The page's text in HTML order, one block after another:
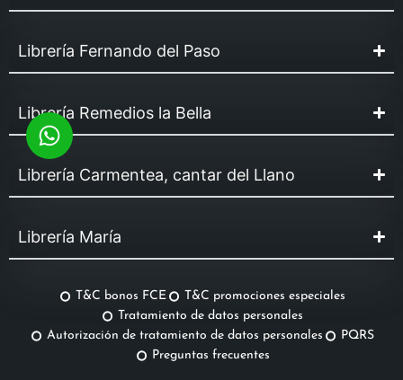
Librería Fernando del Paso
Librería Remedios la Bella
Librería Carmentea, cantar del Llano
Librería María
T&C bonos FCE
T&C promociones especiales
Tratamiento de datos personales
Autorización de tratamiento de datos personales
PQRS
Preguntas frecuentes